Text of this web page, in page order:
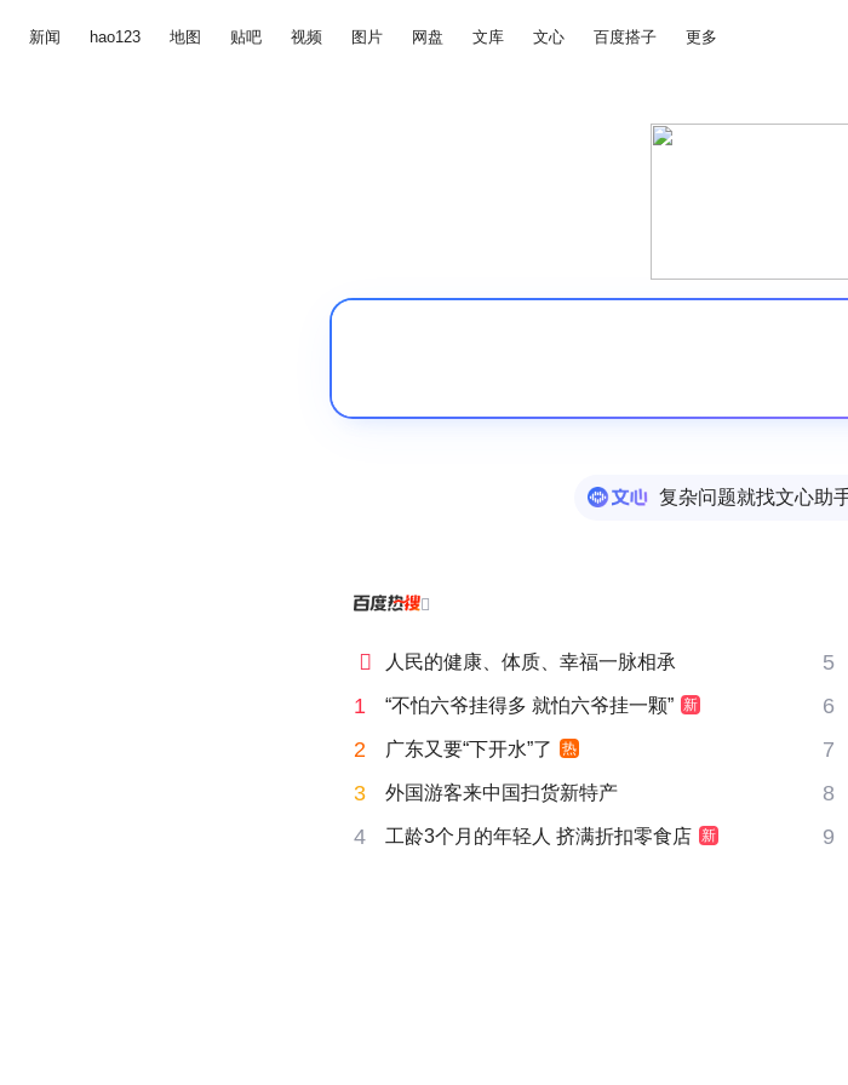
新闻 hao123 地图 贴吧 视频 图片 网盘 文库 文心 百度搭子 更多
复杂问题就找文心助

 人民的健康、体质、幸福一脉相承 5
1 “不怕六爷挂得多 就怕六爷挂一颗” 新 6
2 广东又要“下开水”了 热 7
3 外国游客来中国扫货新特产 8
4 工龄3个月的年轻人 挤满折扣零食店 新 9